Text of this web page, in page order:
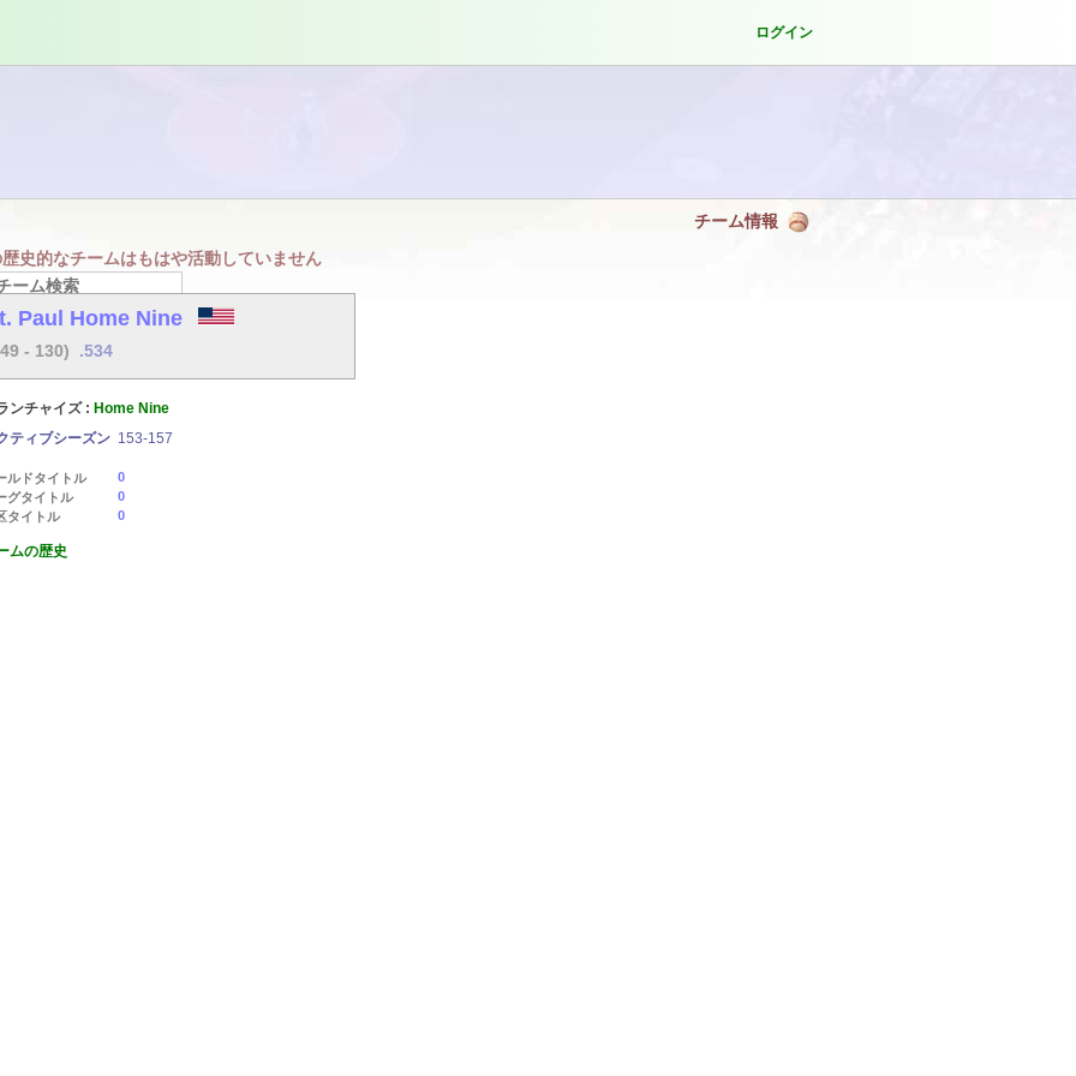
ログイン
チーム情報
史的なチームはもはや活動していません
Paul Home Nine
- 130) .534
ンチャイズ : Home Nine
ティブシーズン 153-157
ルドタイトル
0
グタイトル
0
タイトル
0
ムの歴史